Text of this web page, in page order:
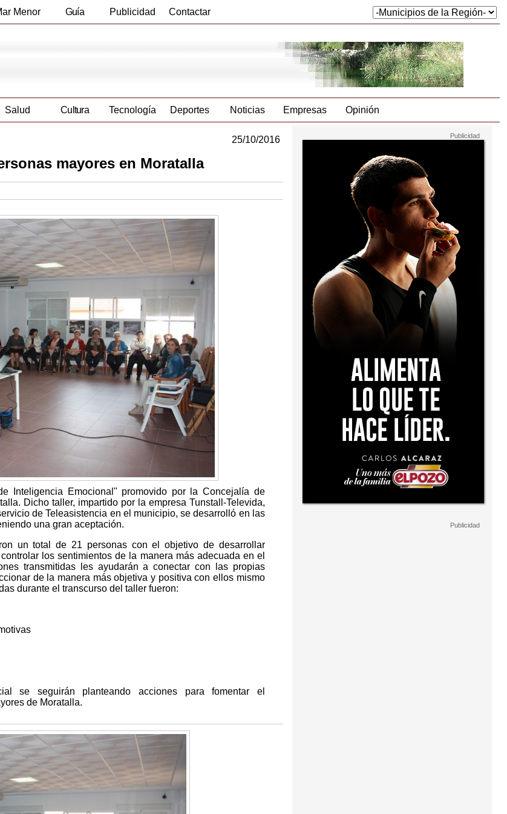
Menor Guía Publicidad Contactar
Salud Cultura Tecnología Deportes Noticias Empresas Opinión
25/10/2016
mayores en Moratalla
Inteligencia Emocional" promovido por la Concejalía de
Dicho taller, impartido por la empresa Tunstall-Televida,
de Teleasistencia en el municipio, se desarrolló en las
una gran aceptación.
un total de 21 personas con el objetivo de desarrollar
los sentimientos de la manera más adecuada en el
transmitidas les ayudarán a conectar con las propias
de la manera más objetiva y positiva con ellos mismo
durante el transcurso del taller fueron:
se seguirán planteando acciones para fomentar el
de Moratalla.